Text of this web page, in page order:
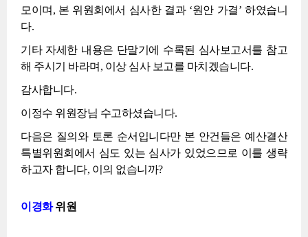
모이며, 본 위원회에서 심사한 결과 ‘원안 가결’ 하였습니
다.
기타 자세한 내용은 단말기에 수록된 심사보고서를 참고
해 주시기 바라며, 이상 심사 보고를 마치겠습니다.
감사합니다.
이정수 위원장님 수고하셨습니다.
다음은 질의와 토론 순서입니다만 본 안건들은 예산결산
특별위원회에서 심도 있는 심사가 있었으므로 이를 생략
하고자 합니다, 이의 없습니까?
이경화위원